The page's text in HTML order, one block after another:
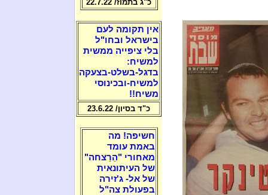
כ"ג בתמוז/ 22.7.22
אין תקומה לעם
בישראל ובחו"ל
בלי ציפייה ממשית
למשיח:
בדגל-בשלט-בצעקה
למשיח-ובכינוסי
משיח!!
כ"ד בסיון/ 23.6.22
חשיפה! מה
באמת עומד
מאחורי "הֵרַצחה"
של העיתונאית
של אל- ג'זירה
בפעולת צה"ל